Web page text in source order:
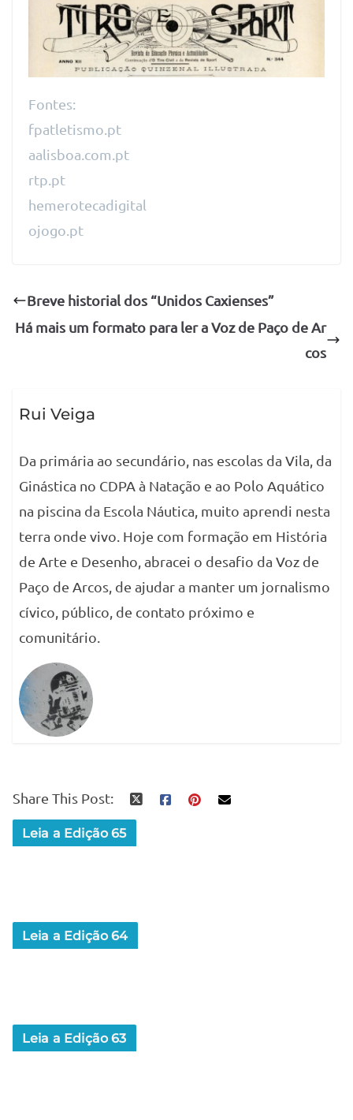
Fontes:
fpatletismo.pt
aalisboa.com.pt
rtp.pt
hemerotecadigital
ojogo.pt
Breve historial dos “Unidos Caxienses”
Há mais um formato para ler a Voz de Paço de Ar
cos
Rui Veiga
Da primária ao secundário, nas escolas da Vila, da
Ginástica no CDPA à Natação e ao Polo Aquático
na piscina da Escola Náutica, muito aprendi nesta
terra onde vivo. Hoje com formação em História
de Arte e Desenho, abracei o desafio da Voz de
Paço de Arcos, de ajudar a manter um jornalismo
cívico, público, de contato próximo e
comunitário.
Share This Post:
Leia a Edição 65
Leia a Edição 64
Leia a Edição 63